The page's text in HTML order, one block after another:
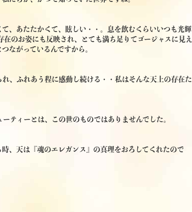
、あたたかくて、眩しい・・。息を飲むくらいいつも光輝
のお姿にも反映され、とても満ち足りてゴージャスに見え
ながっているんですから。
、ふれあう程に感動し続ける・・私はそんな天上の存在た
ティーとは、この世のものではありませんでした。
、天は『魂のエレガンス』の真理をおろしてくれたので